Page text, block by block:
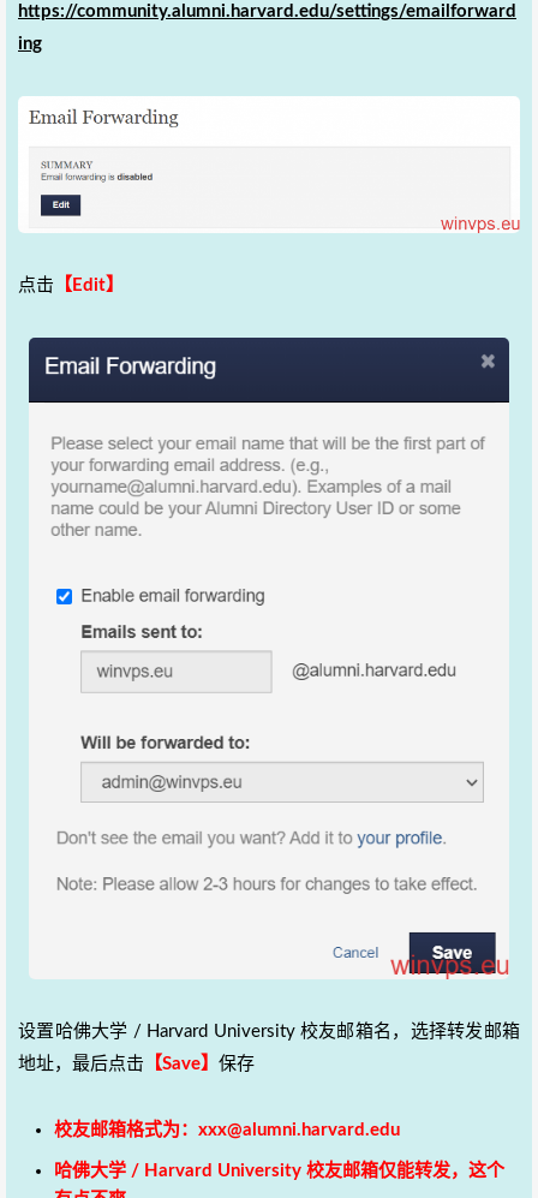
https://community.alumni.harvard.edu/settings/emailforward
ing
点击 【Edit】
设置哈佛大学 / Harvard University 校友邮箱名，选择转发邮箱
地址，最后点击 【Save】 保存
校友邮箱格式为： xxx@alumni.harvard.edu
哈佛大学 / Harvard University 校友邮箱仅能转发，这个